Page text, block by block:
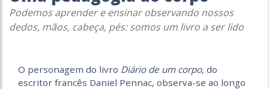
Podemos aprender e ensinar observando nossos
dedos, mãos, cabeça, pés: somos um livro a ser lido
O personagem do livro Diário de um corpo, do
escritor francês Daniel Pennac, observa-se ao longo